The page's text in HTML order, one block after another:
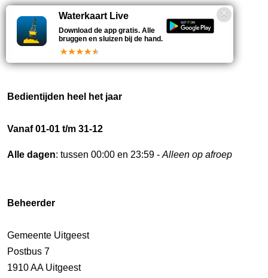
Bedientijden deze week
Alle dagen : tussen 00:00 en 23:59 -
Bedientijden heel het jaar
Vanaf 01-01 t/m 31-12
Alle dagen: tussen 00:00 en 23:59 - Alleen op afroep
Beheerder
Gemeente Uitgeest
Postbus 7
1910 AA Uitgeest
Waterkaart Live
Download de app gratis. Alle
bruggen en sluizen bij de hand.